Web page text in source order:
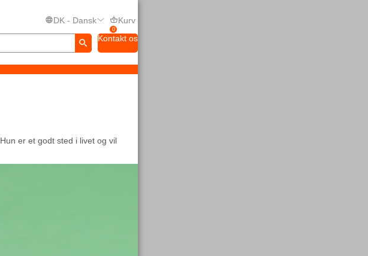
DK - Dansk
0
Kurv
Kontakt os
Hun er et godt sted i livet og vil